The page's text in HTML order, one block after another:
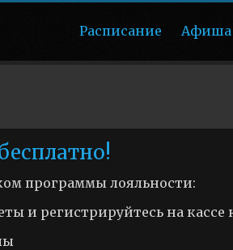
Расписание Афиша
программы лояльности:
и регистрируйтесь на кассе